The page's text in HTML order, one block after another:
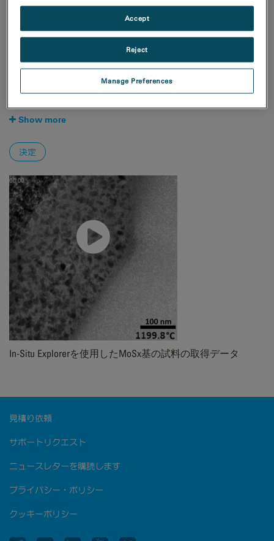
4D STEM
Show more
In-Situ Explorerを使用したMoSx基の試料の取得データ
見積り依頼
サポートリクエスト
ニュースレターを購読します
プライバシー・ポリシー
クッキーポリシー
Manage Preferences
Reject
Accept